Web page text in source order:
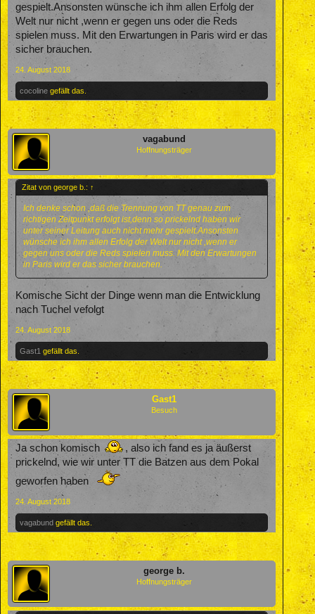
gespielt.Ansonsten wünsche ich ihm allen Erfolg der
Welt nur nicht ,wenn er gegen uns oder die Reds
spielen muss. Mit den Erwartungen in Paris wird er das
sicher brauchen.
24. August 2018
cocoline gefällt das.
vagabund
Hoffnungsträger
Zitat von george b.: ↑
Ich denke schon ,daß die Trennung von TT genau zum
richtigen Zeitpunkt erfolgt ist,denn so prickelnd haben wir
unter seiner Leitung auch nicht mehr gespielt.Ansonsten
wünsche ich ihm allen Erfolg der Welt nur nicht ,wenn er
gegen uns oder die Reds spielen muss. Mit den Erwartungen
in Paris wird er das sicher brauchen.
Komische Sicht der Dinge wenn man die Entwicklung
nach Tuchel vefolgt
24. August 2018
Gast1 gefällt das.
Gast1
Besuch
Ja schon komisch
, also ich fand es ja äußerst
prickelnd, wie wir unter TT die Batzen aus dem Pokal
geworfen haben
24. August 2018
vagabund gefällt das.
george b.
Hoffnungsträger